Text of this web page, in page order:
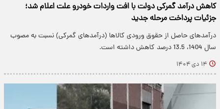
کاهش درآمد گمرکی دولت با افت واردات خودرو علت اعلام شد؛
جزئیات پرداخت مرحله جدید
درآمدهای حاصل از حقوق ورودی کالاها (درآمدهای گمرکی) نسبت به مصوب
سال 1404، 13.5 درصد کاهش داشته است.
۱۴ دی ۱۴۰۴